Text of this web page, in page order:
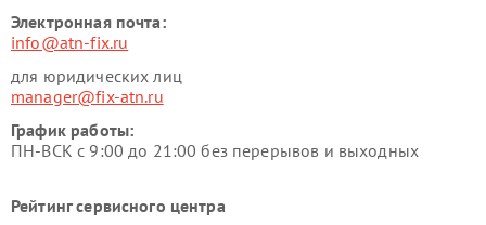
Электронная почта:
info@atn-fix.ru
для юридических лиц
manager@fix-atn.ru
График работы:
ПН-ВСК с 9:00 до 21:00 без перерывов и выходных
Рейтинг сервисного центра